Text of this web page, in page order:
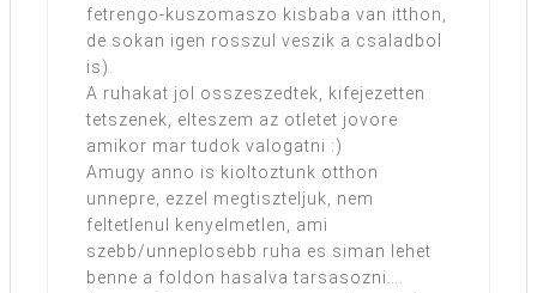
fetrengo-kuszomaszo kisbaba van itthon,
de sokan igen rosszul veszik a csaladbol
is).
A ruhakat jol osszeszedtek, kifejezetten
tetszenek, elteszem az otletet jovore
amikor mar tudok valogatni :)
Amugy anno is kioltoztunk otthon
unnepre, ezzel megtiszteljuk, nem
feltetlenul kenyelmetlen, ami
szebb/unneplosebb ruha es siman lehet
benne a foldon hasalva tarsasozni….